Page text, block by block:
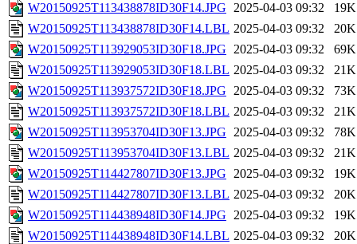
W20150925T113438878ID30F14.JPG 2025-04-03 09:32
19K
W20150925T113438878ID30F14.LBL 2025-04-03 09:32
20K
W20150925T113929053ID30F18.JPG 2025-04-03 09:32
69K
W20150925T113929053ID30F18.LBL 2025-04-03 09:32
21K
W20150925T113937572ID30F18.JPG 2025-04-03 09:32
73K
W20150925T113937572ID30F18.LBL 2025-04-03 09:32
21K
W20150925T113953704ID30F13.JPG 2025-04-03 09:32
78K
W20150925T113953704ID30F13.LBL 2025-04-03 09:32
21K
W20150925T114427807ID30F13.JPG 2025-04-03 09:32
19K
W20150925T114427807ID30F13.LBL 2025-04-03 09:32
20K
W20150925T114438948ID30F14.JPG 2025-04-03 09:32
19K
W20150925T114438948ID30F14.LBL 2025-04-03 09:32
20K